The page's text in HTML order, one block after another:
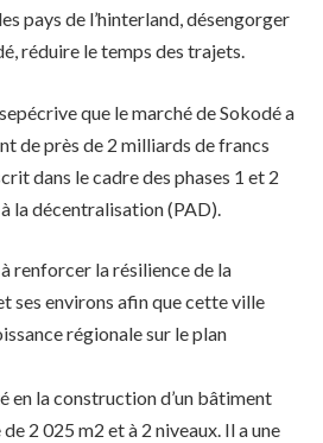
pays de l’hinterland, désengorger
réduire le temps des trajets.
que le marché de Sokodé a
de près de 2 milliards de francs
dans le cadre des phases 1 et 2
la décentralisation (PAD).
renforcer la résilience de la
ses environs afin que cette ville
régionale sur le plan
en la construction d’un bâtiment
2 025 m2 et à 2 niveaux. Il a une